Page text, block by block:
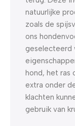
natuurlijke
zoals de
ons
geselecteerd
hond, het ras
extra onder
klachten
gebruik van